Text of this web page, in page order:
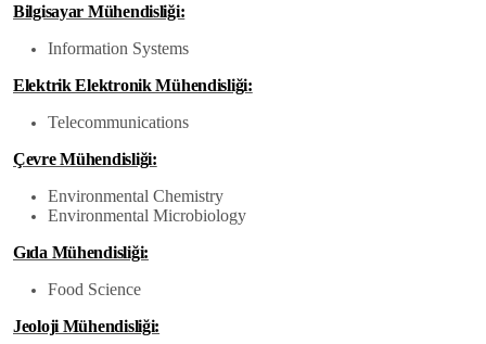
Bilgisayar Mühendisliği:
Information Systems
Elektrik Elektronik Mühendisliği:
Telecommunications
Çevre Mühendisliği:
Environmental Chemistry
Environmental Microbiology
Gıda Mühendisliği:
Food Science
Jeoloji Mühendisliği: